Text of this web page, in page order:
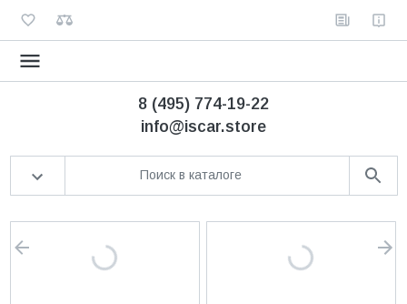
8 (495) 774-19-22
info@iscar.store